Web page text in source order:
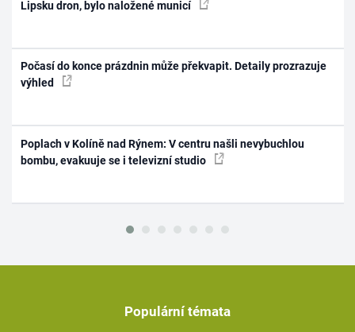
Lipsku dron, bylo naložené municí
Počasí do konce prázdnin může překvapit. Detaily prozrazuje
výhled
Poplach v Kolíně nad Rýnem: V centru našli nevybuchlou
bombu, evakuuje se i televizní studio
Populární témata